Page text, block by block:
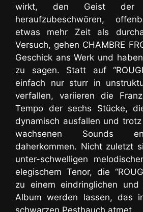
wirkt, den Geist der
heraufzubeschwören,
etwas mehr Zeit als
Versuch, gehen CHAMBRE
Geschick ans Werk und
zu sagen. Statt auf
einfach nur sturr in
verfallen, variieren die
Tempo der sechs Stücke,
dynamisch ausfallen und
wachsenen Sounds
daherkommen. Nicht zuletzt
unter-schwelligen
elegischem Tenor, die
zu einem eindringlichen und
Album werden lassen, das